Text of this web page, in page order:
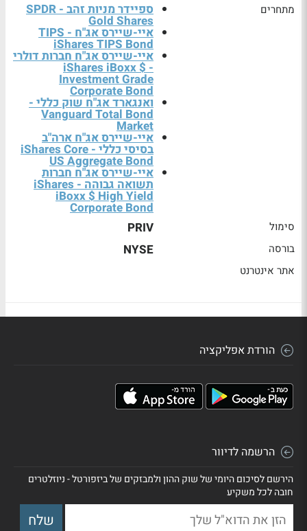
מתחרים
ספיידר מניות זהב - SPDR
Gold Shares
איי-שיירס אג"ח TIPS -
iShares TIPS Bond
איי-שיירס אג"ח חברות דולרי
- iShares iBoxx $
Investment Grade
Corporate Bond
ואנגארד אג"ח שוק כללי -
Vanguard Total Bond
Market
איי-שיירס אג"ח ארה"ב
בסיסי כללי - iShares Core
US Aggregate Bond
איי-שיירס אג"ח חברות
תשואה גבוהה - iShares
iBoxx $ High Yield
Corporate Bond
סימול PRIV
בורסה NYSE
אתר אינטרנט
הורדת אפליקציה
הרשמה לדיוור
הירשם לסיכום היומי של שוק ההון ולמבזקים של ביזפורטל - ניוזלטרים
חובה לכל משקיע